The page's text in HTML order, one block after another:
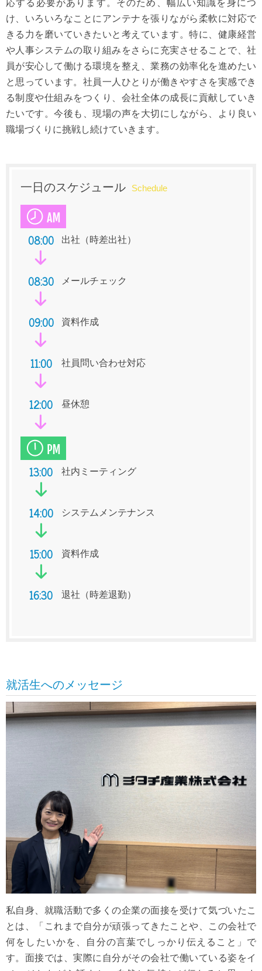
け、いろいろなことにアンテナを張りながら柔軟に対応で
きる力を磨いていきたいと考えています。特に、健康経営
や人事システムの取り組みをさらに充実させることで、社
員が安心して働ける環境を整え、業務の効率化を進めたい
と思っています。社員一人ひとりが働きやすさを実感でき
る制度や仕組みをつくり、会社全体の成長に貢献していき
たいです。今後も、現場の声を大切にしながら、より良い
職場づくりに挑戦し続けていきます。
一日のスケジュール Schedule
08:00 出社（時差出社）
08:30 メールチェック
09:00 資料作成
11:00 社員問い合わせ対応
12:00 昼休憩
13:00 社内ミーティング
14:00 システムメンテナンス
15:00 資料作成
16:30 退社（時差退勤）
就活生へのメッセージ
私自身、就職活動で多くの企業の面接を受けて気づいたこ
とは、「これまで自分が頑張ってきたことや、この会社で
何をしたいかを、自分の言葉でしっかり伝えること」で
す。面接では、実際に自分がその会社で働いている姿をイ